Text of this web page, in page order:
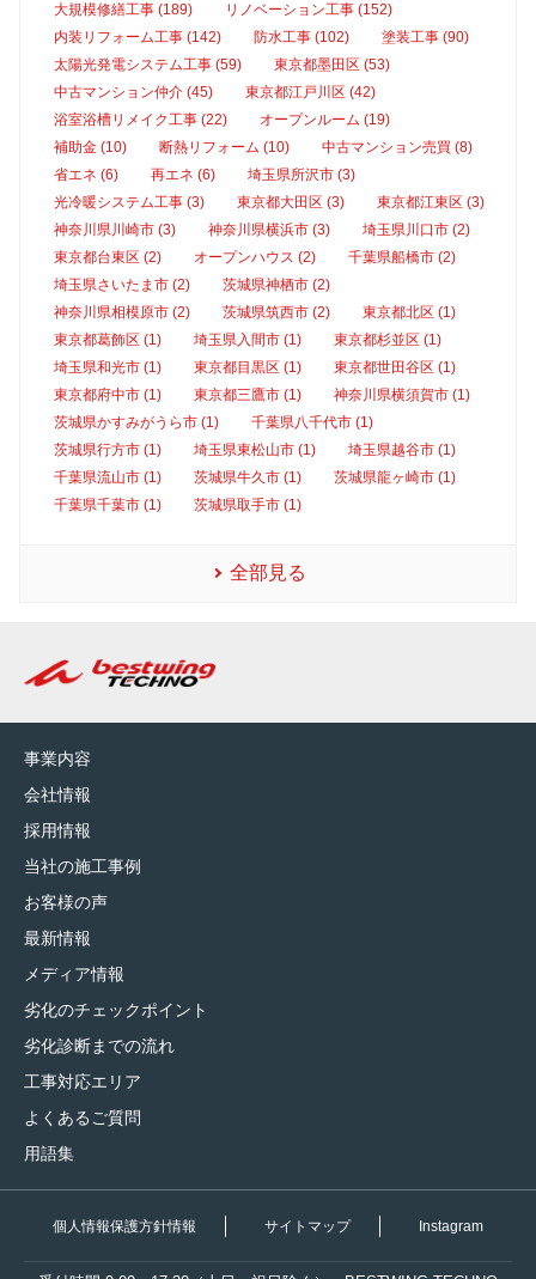
大規模修繕工事 (189)
リノベーション工事 (152)
内装リフォーム工事 (142)
防水工事 (102)
塗装工事 (90)
太陽光発電システム工事 (59)
東京都墨田区 (53)
中古マンション仲介 (45)
東京都江戸川区 (42)
浴室浴槽リメイク工事 (22)
オープンルーム (19)
補助金 (10)
断熱リフォーム (10)
中古マンション売買 (8)
省エネ (6)
再エネ (6)
埼玉県所沢市 (3)
光冷暖システム工事 (3)
東京都大田区 (3)
東京都江東区 (3)
神奈川県川崎市 (3)
神奈川県横浜市 (3)
埼玉県川口市 (2)
東京都台東区 (2)
オープンハウス (2)
千葉県船橋市 (2)
埼玉県さいたま市 (2)
茨城県神栖市 (2)
神奈川県相模原市 (2)
茨城県筑西市 (2)
東京都北区 (1)
東京都葛飾区 (1)
埼玉県入間市 (1)
東京都杉並区 (1)
埼玉県和光市 (1)
東京都目黒区 (1)
東京都世田谷区 (1)
東京都府中市 (1)
東京都三鷹市 (1)
神奈川県横須賀市 (1)
茨城県かすみがうら市 (1)
千葉県八千代市 (1)
茨城県行方市 (1)
埼玉県東松山市 (1)
埼玉県越谷市 (1)
千葉県流山市 (1)
茨城県牛久市 (1)
茨城県龍ヶ崎市 (1)
千葉県千葉市 (1)
茨城県取手市 (1)
全部見る
事業内容
会社情報
採用情報
当社の施工事例
お客様の声
最新情報
メディア情報
劣化のチェックポイント
劣化診断までの流れ
工事対応エリア
よくあるご質問
用語集
個人情報保護方針情報 サイトマップ Instagram